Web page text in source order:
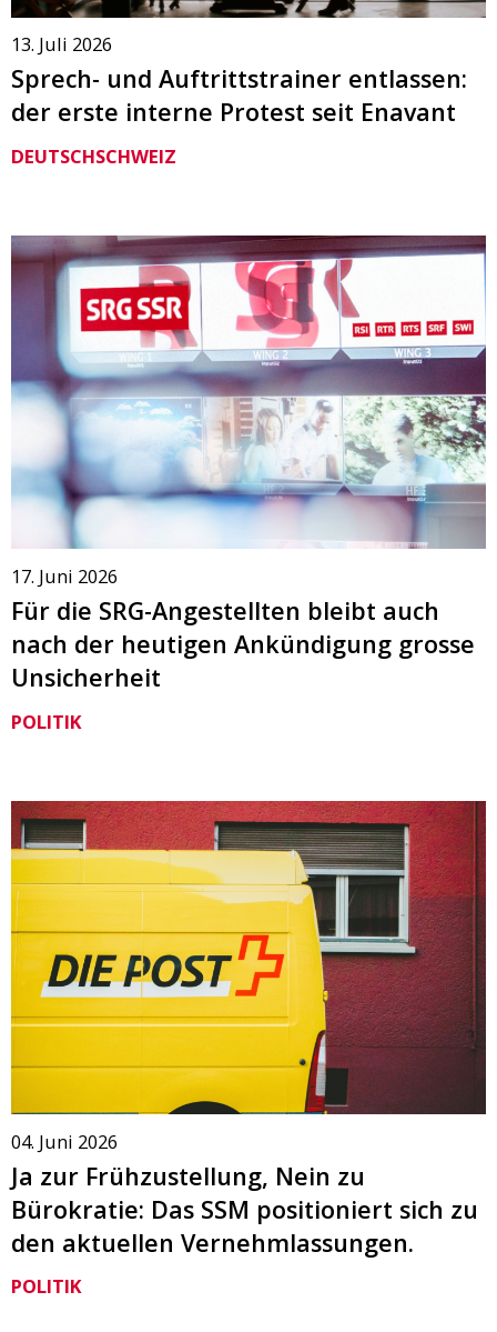
13. Juli 2026
Sprech- und Auftrittstrainer entlassen:
der erste interne Protest seit Enavant
DEUTSCHSCHWEIZ
17. Juni 2026
Für die SRG-Angestellten bleibt auch
nach der heutigen Ankündigung grosse
Unsicherheit
POLITIK
04. Juni 2026
Ja zur Frühzustellung, Nein zu
Bürokratie: Das SSM positioniert sich zu
den aktuellen Vernehmlassungen.
POLITIK